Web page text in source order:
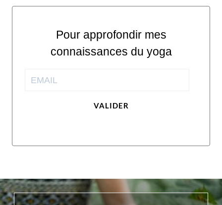
Pour approfondir mes
connaissances du yoga
VALIDER